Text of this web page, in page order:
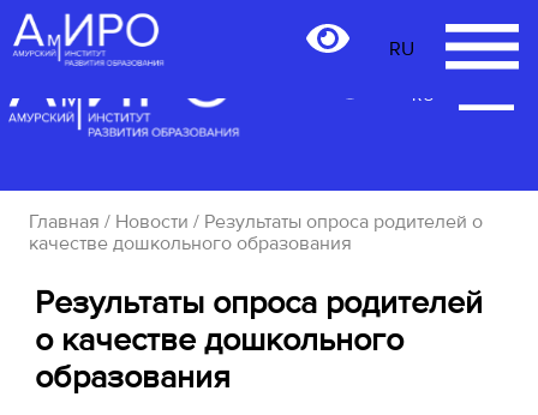
RU
RU
Главная / Новости / Результаты опроса родителей о
качестве дошкольного образования
Результаты опроса родителей
о качестве дошкольного
образования